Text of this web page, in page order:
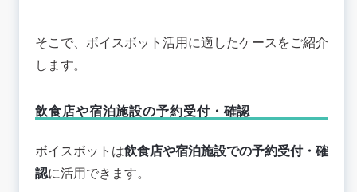
そこで、ボイスボット活用に適したケースをご紹介
します。
飲食店や宿泊施設の予約受付・確認
ボイスボットは飲食店や宿泊施設での予約受付・確
認に活用できます。